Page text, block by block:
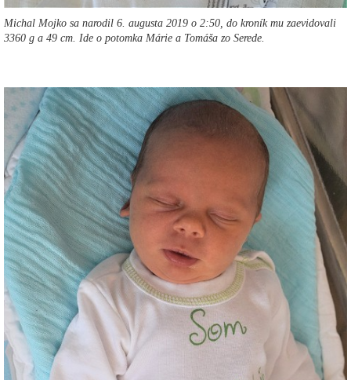
Michal Mojko sa narodil 6. augusta 2019 o 2:50, do kroník mu zaevidovali
3360 g a 49 cm. Ide o potomka Márie a Tomáša zo Serede.